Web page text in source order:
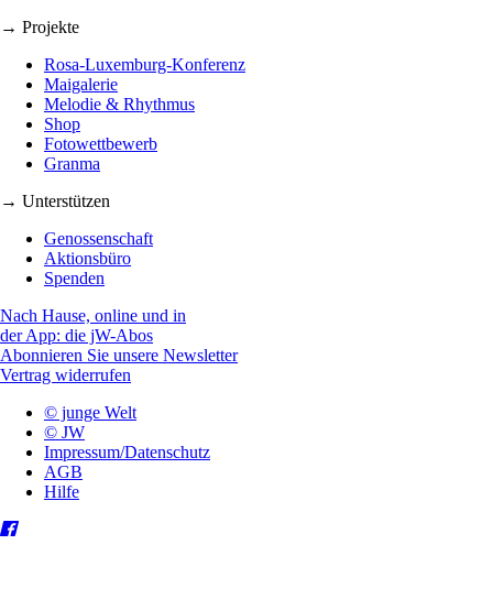
→ Projekte
Rosa-Luxemburg-Konferenz
Maigalerie
Melodie & Rhythmus
Shop
Fotowettbewerb
Granma
→ Unterstützen
Genossenschaft
Aktionsbüro
Spenden
Nach Hause, online und in
der App: die jW-Abos
Abonnieren Sie unsere Newsletter
Vertrag widerrufen
© junge Welt
© JW
Impressum/Datenschutz
AGB
Hilfe